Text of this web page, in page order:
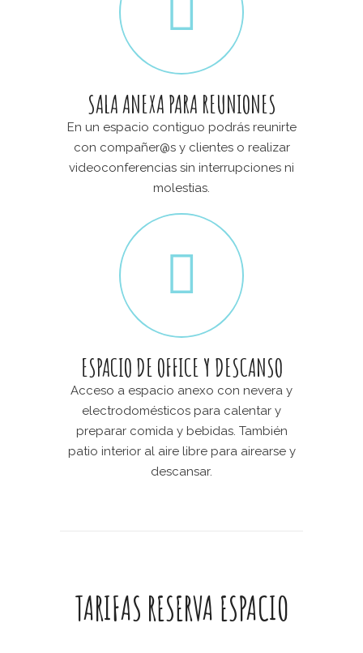
SALA ANEXA PARA REUNIONES
En un espacio contiguo podrás reunirte
con compañer@s y clientes o realizar
videoconferencias sin interrupciones ni
molestias.
ESPACIO DE OFFICE Y DESCANSO
Acceso a espacio anexo con nevera y
electrodomésticos para calentar y
preparar comida y bebidas. También
patio interior al aire libre para airearse y
descansar.
TARIFAS RESERVA ESPACIO